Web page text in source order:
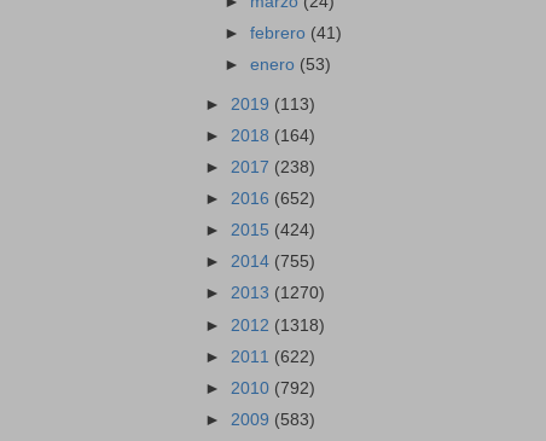
►febrero (41)
►enero (53)
► 2019 (113)
► 2018 (164)
► 2017 (238)
► 2016 (652)
► 2015 (424)
► 2014 (755)
► 2013 (1270)
► 2012 (1318)
► 2011 (622)
► 2010 (792)
► 2009 (583)